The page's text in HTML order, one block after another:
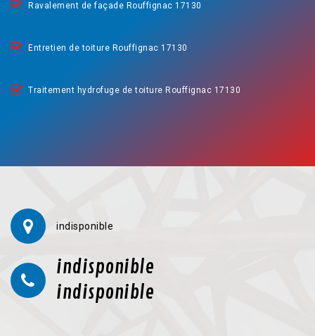
Ravalement de façade Rouffignac 17130
Entretien de toiture Rouffignac 17130
Traitement hydrofuge de toiture Rouffignac 17130
indisponible
indisponible
indisponible